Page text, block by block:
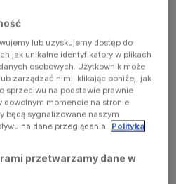
lub uzyskujemy dostęp do
jak unikalne identyfikatory w plikach
osobowych. Użytkownik może
zarządzać nimi, klikając poniżej, jak
sprzeciwu na podstawie prawnie
dowolnym momencie na stronie
będą sygnalizowane naszym
na dane przeglądania. Polityka
przetwarzamy dane w